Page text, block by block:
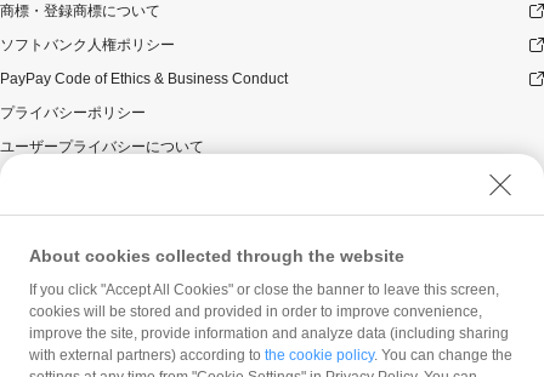
商標・登録商標について
ソフトバンク人権ポリシー
PayPay Code of Ethics & Business Conduct
プライバシーポリシー
ユーザープライバシーについて
ウェブサイト利用規約
反社会的勢力に対する方針
勧誘方針
マネロン等基本方針
カスタマーハラスメントに関する当社の考え方
About cookies collected through the website
If you click "Accept All Cookies" or close the banner to leave this screen,
cookies will be stored and provided in order to improve convenience,
improve the site, provide information and analyze data (including sharing
with external partners) according to the cookie policy. You can change the